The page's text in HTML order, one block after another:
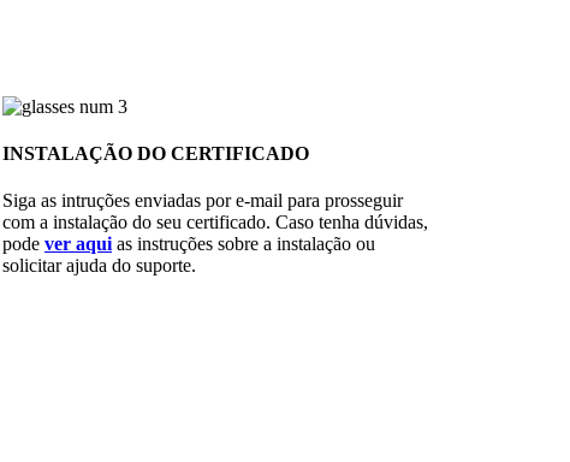
INSTALAÇÃO DO CERTIFICADO
Siga as intruções enviadas por e-mail para prosseguir
com a instalação do seu certificado. Caso tenha dúvidas,
pode ver aqui as instruções sobre a instalação ou
solicitar ajuda do suporte.